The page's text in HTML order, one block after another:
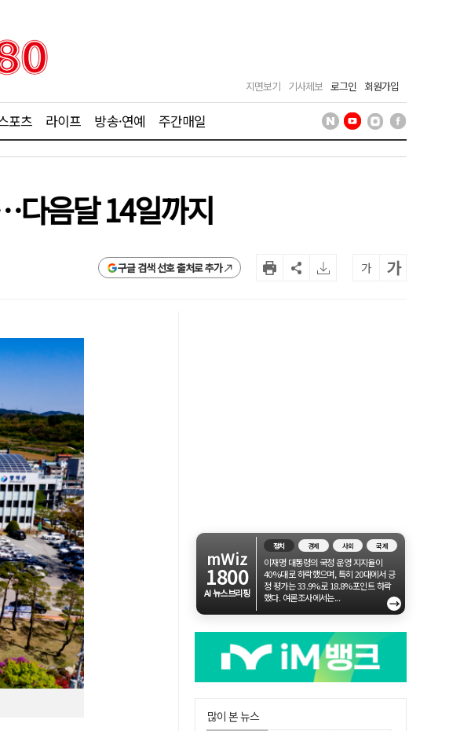
지면보기 기사제보 로그인 회원가입
포츠 라이프 방송·연예 주간매일
다음달 14일까지
구글 검색 선호 출처로 추가 가 가
mWiz
1800
AI 뉴스브리핑
정치 경제 사회 국제
이재명 대통령의 국정 운영 지지율이
40%대로 하락했으며, 특히 20대에서 긍
정 평가는 33.9%로 18.8%포인트 하락
했다. 여론조사에서는...
→
많이 본 뉴스